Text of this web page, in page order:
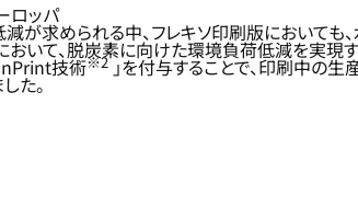
ロッパ
が求められる中、フレキソ印刷版において
いて、脱炭素に向けた環境負荷低減を実現
技術※2」を付与することで、印刷中の生
た。